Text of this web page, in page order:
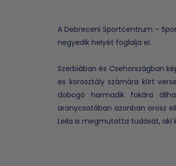
A Debreceni Sportcentrum –
negyedik helyét foglalja el.
Szerbiában és Csehországban
es korosztály számára kiírt
dobogó harmadik fokára
aranycsatában azonban orosz
Leila is megmutatta tudását, aki